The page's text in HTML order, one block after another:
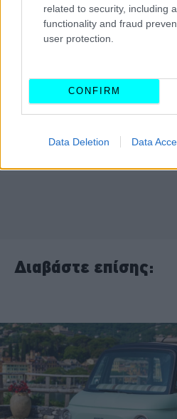
related to security, including
functionality and fraud
user protection.
CONFIRM
Data Deletion Data
Διαβάστε επίσης: